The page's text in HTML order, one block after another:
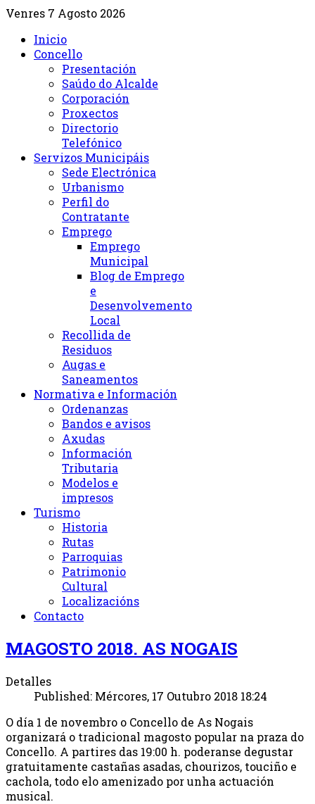
Venres 7 Agosto 2026
Inicio
Concello
Presentación
Saúdo do Alcalde
Corporación
Proxectos
Directorio
Telefónico
Servizos Municipáis
Sede Electrónica
Urbanismo
Perfil do
Contratante
Emprego
Emprego
Municipal
Blog de Emprego
e
Desenvolvemento
Local
Recollida de
Residuos
Augas e
Saneamentos
Normativa e Información
Ordenanzas
Bandos e avisos
Axudas
Información
Tributaria
Modelos e
impresos
Turismo
Historia
Rutas
Parroquias
Patrimonio
Cultural
Localizacións
Contacto
MAGOSTO 2018. AS NOGAIS
Detalles
Published: Mércores, 17 Outubro 2018 18:24
O día 1 de novembro o Concello de As Nogais
organizará o tradicional magosto popular na praza do
Concello. A partires das 19:00 h. poderanse degustar
gratuitamente castañas asadas, chourizos, touciño e
cachola, todo elo amenizado por unha actuación
musical.